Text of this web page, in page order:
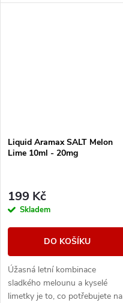
Liquid Aramax SALT Melon
Lime 10ml - 20mg
199 Kč
Skladem
DO KOŠÍKU
Úžasná letní kombinace
sladkého melounu a kyselé
limetky je to, co potřebujete na